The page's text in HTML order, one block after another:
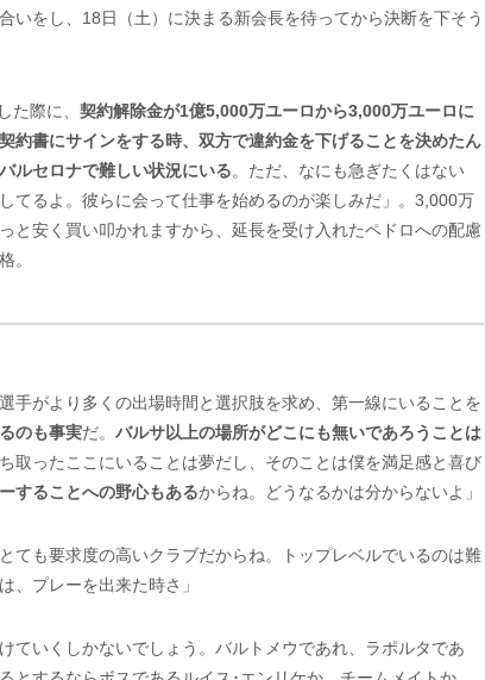
いをし、18日（土）に決まる新会長を待ってから決断を下そう
た際に、 契約解除金が1億5,000万ユーロから3,000万ユーロに
契約書にサインをする時、双方で違約金を下げることを決めたん
ルセロナで難しい状況にいる。ただ、なにも急ぎたくはない
てるよ。彼らに会って仕事を始めるのが楽しみだ」。3,000万
と安く買い叩かれますから、延長を受け入れたペドロへの配慮
。
手がより多くの出場時間と選択肢を求め、第一線にいることを
のも事実だ。 バルサ以上の場所がどこにも無いであろうことは
取ったここにいることは夢だし、そのことは僕を満足感と喜び
することへの野心もあるからね。どうなるかは分からないよ」
ても要求度の高いクラブだからね。トップレベルでいるのは難
、プレーを出来た時さ」
ていくしかないでしょう。バルトメウであれ、ラポルタであ